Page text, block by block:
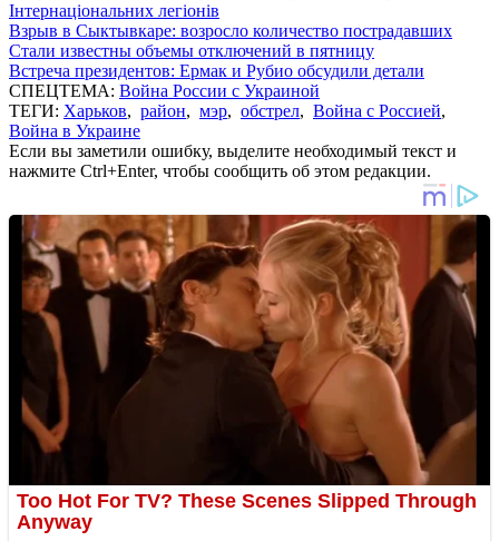
Інтернаціональних легіонів
Взрыв в Сыктывкаре: возросло количество пострадавших
Стали известны объемы отключений в пятницу
Встреча президентов: Ермак и Рубио обсудили детали
СПЕЦТЕМА: Война России с Украиной
ТЕГИ: Харьков, район, мэр, обстрел, Война с Россией,
Война в Украине
Если вы заметили ошибку, выделите необходимый текст и
нажмите Ctrl+Enter, чтобы сообщить об этом редакции.